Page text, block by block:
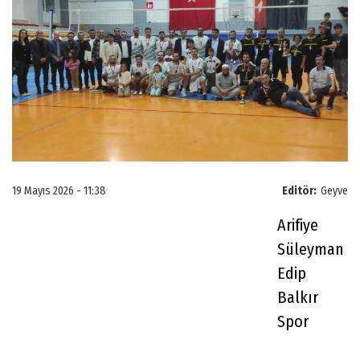
Editör: Geyve
19 Mayıs 2026 - 11:38
Arifiye
Süleyman
Edip
Balkır
Spor